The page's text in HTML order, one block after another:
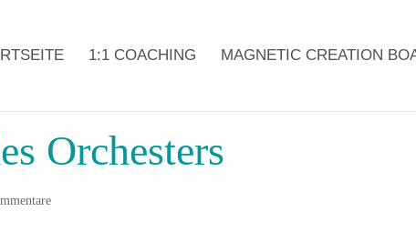
1:1 COACHING MAGNETIC CREATION
Orchesters